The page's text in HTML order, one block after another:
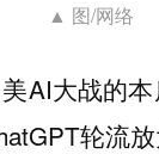
▲ 图/网络
AI大战的
轮流